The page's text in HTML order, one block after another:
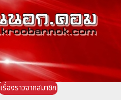
เรื่องราวจากสมาชิก